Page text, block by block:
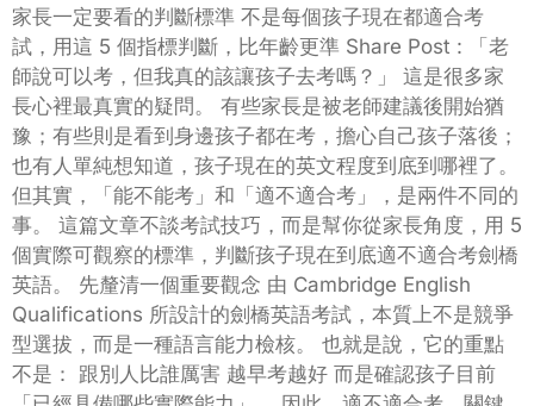
家長一定要看的判斷標準 不是每個孩子現在都適合考
試，用這 5 個指標判斷，比年齡更準 Share Post : 「老
師說可以考，但我真的該讓孩子去考嗎？」 這是很多家
長心裡最真實的疑問。 有些家長是被老師建議後開始猶
豫；有些則是看到身邊孩子都在考，擔心自己孩子落後；
也有人單純想知道，孩子現在的英文程度到底到哪裡了。
但其實，「能不能考」和「適不適合考」，是兩件不同的
事。 這篇文章不談考試技巧，而是幫你從家長角度，用 5
個實際可觀察的標準，判斷孩子現在到底適不適合考劍橋
英語。 先釐清一個重要觀念 由 Cambridge English
Qualifications 所設計的劍橋英語考試，本質上不是競爭
型選拔，而是一種語言能力檢核。 也就是說，它的重點
不是： 跟別人比誰厲害 越早考越好 而是確認孩子目前